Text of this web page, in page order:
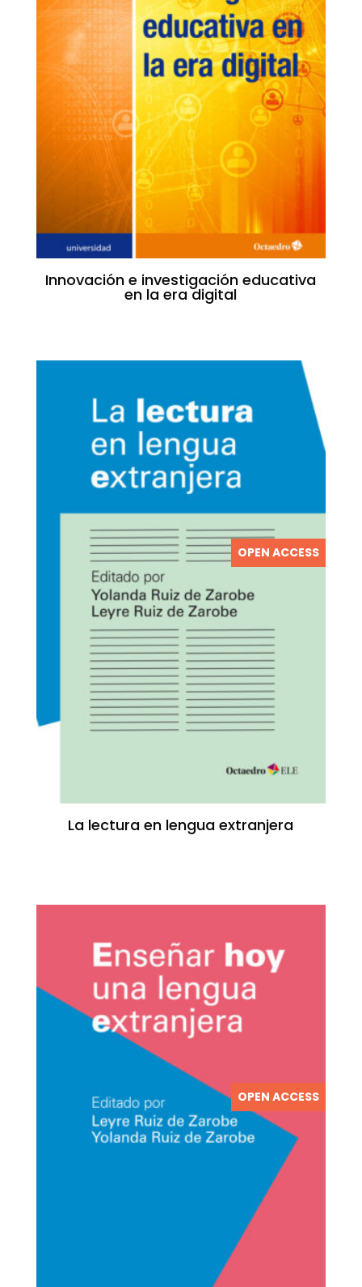
Innovación e investigación educativa
en la era digital
OPEN ACCESS
La lectura en lengua extranjera
OPEN ACCESS